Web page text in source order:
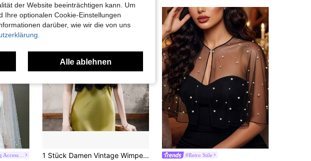
MMQ Bride Wedding Accessories
1 Stück Damen Vintage Wimpern-Spitzenbesatz Spitzen-Schal, Hochzeitskleid-Oberbekleidung, vielseitiger kurzer Umhang, weißer Spitzen-Schal für Kleid und Camisole
#Retro Stile
der Website beeinträchtigen kann. Um
Ihre optionalen Cookie-Einstellungen
darüber, wie wir die von uns
Alle ablehnen